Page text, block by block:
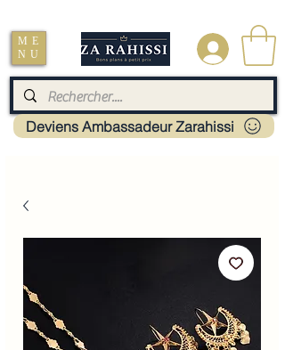
ME
NU
.
Deviens Ambassadeur Zarahissi